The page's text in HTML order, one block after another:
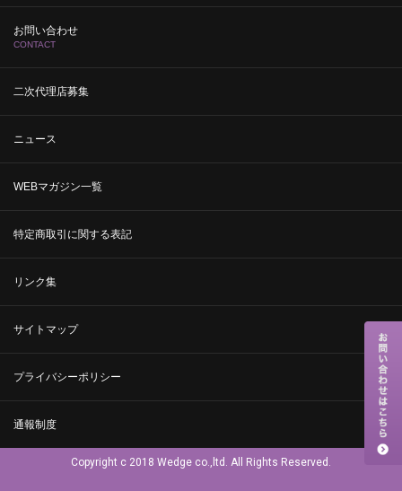
お問い合わせ
CONTACT
二次代理店募集
ニュース
WEBマガジン一覧
特定商取引に関する表記
リンク集
サイトマップ
プライバシーポリシー
通報制度
Copyright c 2018 Wedge co.,ltd. All Rights Reserved.